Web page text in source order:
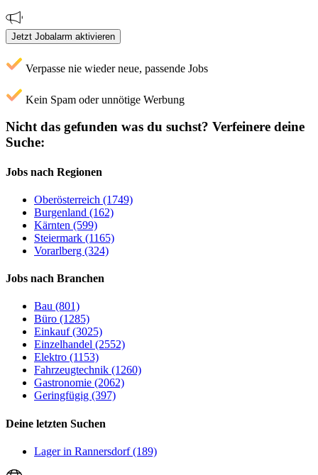
Jetzt Jobalarm aktivieren
Verpasse nie wieder neue, passende Jobs
Kein Spam oder unnötige Werbung
Nicht das gefunden was du suchst? Verfeinere deine
Suche:
Jobs nach Regionen
Oberösterreich (1749)
Burgenland (162)
Kärnten (599)
Steiermark (1165)
Vorarlberg (324)
Jobs nach Branchen
Bau (801)
Büro (1285)
Einkauf (3025)
Einzelhandel (2552)
Elektro (1153)
Fahrzeugtechnik (1260)
Gastronomie (2062)
Geringfügig (397)
Deine letzten Suchen
Lager in Rannersdorf (189)